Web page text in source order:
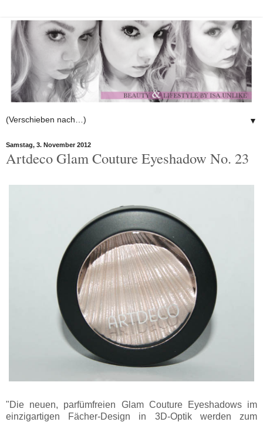
▼
Samstag, 3. November 2012
Artdeco Glam Couture Eyeshadow No. 23
"Die neuen, parfümfreien Glam Couture Eyeshadows im
einzigartigen Fächer-Design in 3D-Optik werden zum